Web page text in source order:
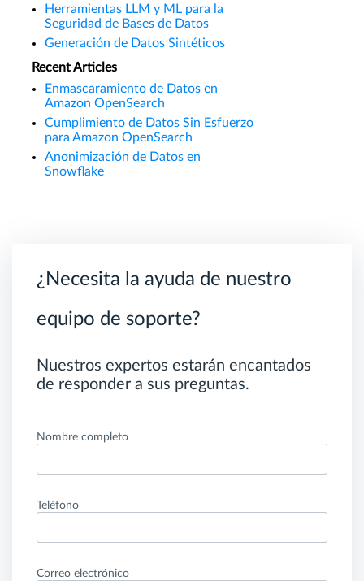
Herramientas LLM y ML para la
Seguridad de Bases de Datos
Generación de Datos Sintéticos
Recent Articles
Enmascaramiento de Datos en
Amazon OpenSearch
Cumplimiento de Datos Sin Esfuerzo
para Amazon OpenSearch
Anonimización de Datos en
Snowflake
¿Necesita la ayuda de nuestro
equipo de soporte?
Nuestros expertos estarán encantados
de responder a sus preguntas.
Nombre completo
Teléfono
Correo electrónico